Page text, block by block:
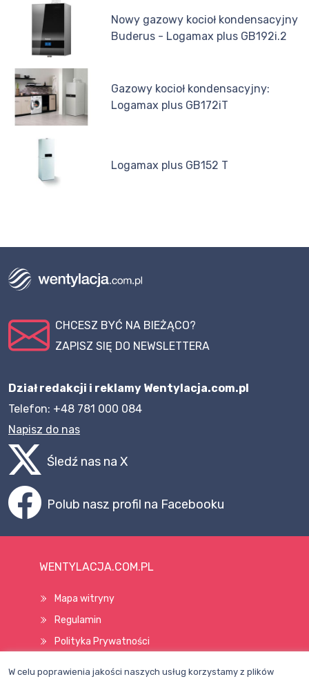
Nowy gazowy kocioł kondensacyjny
Buderus - Logamax plus GB192i.2
Gazowy kocioł kondensacyjny:
Logamax plus GB172iT
Logamax plus GB152 T
CHCESZ BYĆ NA BIEŻĄCO?
ZAPISZ SIĘ DO NEWSLETTERA
Dział redakcji i reklamy Wentylacja.com.pl
Telefon: +48 781 000 084
Napisz do nas
Śledź nas na X
Polub nasz profil na Facebooku
WENTYLACJA.COM.PL
Mapa witryny
Regulamin
Polityka Prywatności
W celu poprawienia jakości naszych usług korzystamy z plików